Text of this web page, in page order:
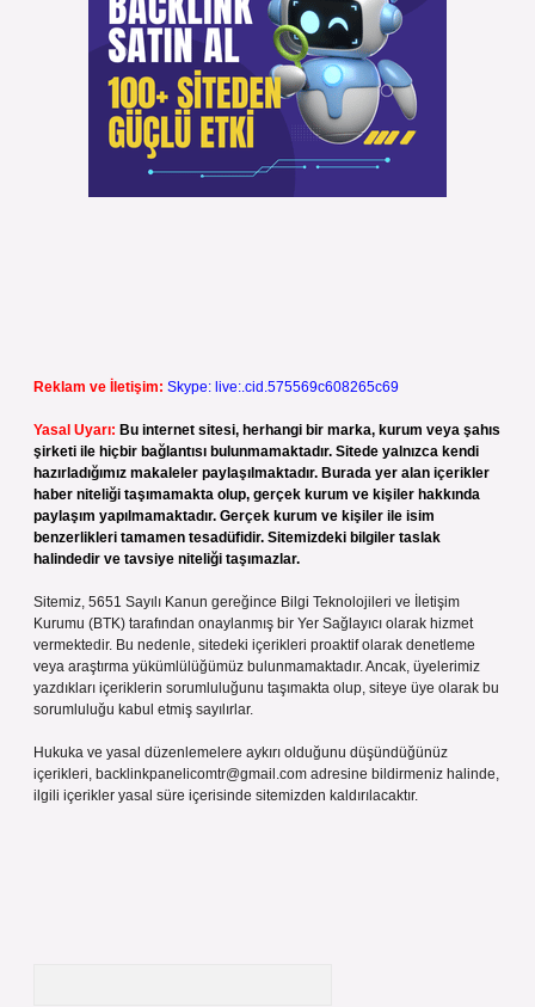
Reklam ve İletişim: Skype: live:.cid.575569c608265c69
Yasal Uyarı: Bu internet sitesi, herhangi bir marka, kurum veya şahıs
şirketi ile hiçbir bağlantısı bulunmamaktadır. Sitede yalnızca kendi
hazırladığımız makaleler paylaşılmaktadır. Burada yer alan içerikler
haber niteliği taşımamakta olup, gerçek kurum ve kişiler hakkında
paylaşım yapılmamaktadır. Gerçek kurum ve kişiler ile isim
benzerlikleri tamamen tesadüfidir. Sitemizdeki bilgiler taslak
halindedir ve tavsiye niteliği taşımazlar.
Sitemiz, 5651 Sayılı Kanun gereğince Bilgi Teknolojileri ve İletişim
Kurumu (BTK) tarafından onaylanmış bir Yer Sağlayıcı olarak hizmet
vermektedir. Bu nedenle, sitedeki içerikleri proaktif olarak denetleme
veya araştırma yükümlülüğümüz bulunmamaktadır. Ancak, üyelerimiz
yazdıkları içeriklerin sorumluluğunu taşımakta olup, siteye üye olarak bu
sorumluluğu kabul etmiş sayılırlar.
Hukuka ve yasal düzenlemelere aykırı olduğunu düşündüğünüz
içerikleri, backlinkpanelicomtr@gmail.com adresine bildirmeniz halinde,
ilgili içerikler yasal süre içerisinde sitemizden kaldırılacaktır.